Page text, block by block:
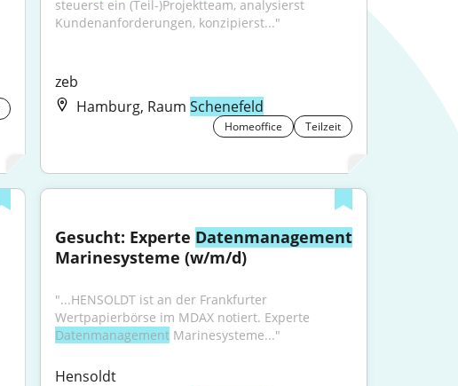
steuerst ein (Teil-)Projektteam, analysierst
Kundenanforderungen, konzipierst..."
zeb
Hamburg, Raum Schenefeld
Homeoffice Teilzeit
Gesucht: Experte Datenmanagement
Marinesysteme (w/m/d)
"...HENSOLDT ist an der Frankfurter
Datenmanagement Marinesysteme..."
Hensoldt